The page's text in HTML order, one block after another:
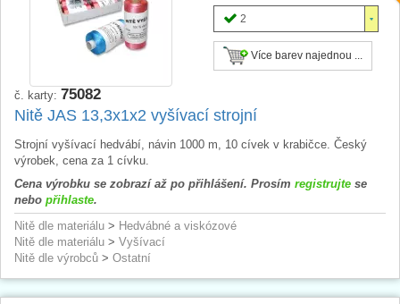
2
Více barev najednou ...
č. karty: 75082
Nitě JAS 13,3x1x2 vyšívací strojní
Strojní vyšívací hedvábí, návin 1000 m, 10 cívek v krabičce. Český
výrobek, cena za 1 cívku.
Cena výrobku se zobrazí až po přihlášení. Prosím registrujte se
nebo přihlaste.
Nitě dle materiálu > Hedvábné a viskózové
Nitě dle materiálu > Vyšívací
Nitě dle výrobců > Ostatní